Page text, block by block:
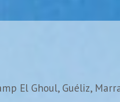
El Ghoul, Guéliz,